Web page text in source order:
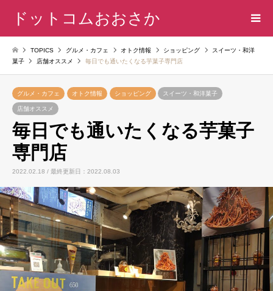
ドットコムおおさか
TOPICS グルメ・カフェ オトク情報 ショッピング
スイーツ・和洋
菓子
店舗オススメ 毎日でも通いたくなる芋菓子専門店
グルメ・カフェ オトク情報 ショッピング スイーツ・和洋菓子
店舗オススメ
毎日でも通いたくなる芋菓子
専門店
2022.02.18 / 最終更新日：2022.08.03